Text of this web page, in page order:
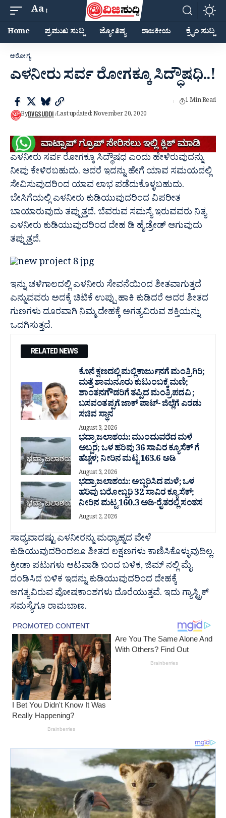
Aa
Home ಪ್ರಮುಖ ಸುದ್ದಿ ಜ್ಯೋತಿಷ್ಯ ರಾಜಕೀಯ ಕ್ರೈಂ ಸುದ್ದಿ
ಆರೋಗ್ಯ
ಎಳನೀರು ಸರ್ವ ರೋಗಕ್ಕೂ ಸಿದ್ಧೌಷಧಿ..!
ByDVGSUDDI Last updated: November 20, 2020
1 Min Read
ಎಳನೀರು ಸರ್ವ ರೋಗಕ್ಕೂ ಸಿದ್ಧೌಷಧ ಎಂದು ಹೇಳಿರುವುದನ್ನು
ನೀವು ಕೇಳಿರಬಹುದು. ಆದರೆ ಇದನ್ನು ಹೇಗೆ ಯಾವ ಸಮಯದಲ್ಲಿ
ಸೇವಿಸುವುದರಿಂದ ಯಾವ ಲಾಭ ಪಡೆದುಕೊಳ್ಳಬಹುದು.
ಬೇಸಿಗೆಯಲ್ಲಿ ಎಳನೀರು ಕುಡಿಯುವುದರಿಂದ ವಿಪರೀತ
ಬಾಯಾರುವುದು ತಪ್ಪುತ್ತದೆ. ಬೆವರುವ ಸಮಸ್ಯೆ ಇರುವವರು ನಿತ್ಯ
ಎಳನೀರು ಕುಡಿಯುವುದರಿಂದ ದೇಹ ಡಿ ಹೈಡ್ರೇಡ್ ಆಗುವುದು
ತಪ್ಪುತ್ತದೆ.
ಇನ್ನು ಚಳಿಗಾಲದಲ್ಲಿ ಎಳನೀರು ಸೇವನೆಯಿಂದ ಶೀತವಾಗುತ್ತದೆ
ಎನ್ನುವವರು ಅದಕ್ಕೆ ಚಿಟಿಕೆ ಉಪ್ಪು ಹಾಕಿ ಕುಡಿದರೆ ಅದರ ಶೀತದ
ಗುಣಗಳು ದೂರವಾಗಿ ನಿಮ್ಮ ದೇಹಕ್ಕೆ ಅಗತ್ಯವಿರುವ ಶಕ್ತಿಯನ್ನು
ಒದಗಿಸುತ್ತದೆ.
RELATED NEWS
ಕೊನೆ ಕ್ಷಣದಲ್ಲಿ ಮಲ್ಲಿಕಾರ್ಜುನಗೆ ಮಂತ್ರಿಗಿರಿ;
ಮತ್ತೆ ಶಾಮನೂರು ಕುಟುಂಬಕ್ಕೆ ಮಣಿ;
ಶಾಂತನಗೌಡರಿಗೆ ತಪ್ಪಿದ ಮಂತ್ರಿ ಪದವಿ ;
ಬಸವಂತಪ್ಪಗೆ ಜಾಕ್ ಪಾಟ್- ಜಿಲ್ಲೆಗೆ ಎರಡು
ಸಚಿವ ಸ್ಥಾನ
August 3, 2026
ಭದ್ರಾ ಜಲಾಶಯ: ಮುಂದುವರೆದ ಮಳೆ
ಅಬ್ಬರ; ಒಳ ಹರಿವು 36 ಸಾವಿರ‌ ಕ್ಯೂಸೆಕ್ ಗೆ
ಹೆಚ್ಚಳ; ನೀರಿನ ಮಟ್ಟ 163.6 ಅಡಿ
August 3, 2026
ಭದ್ರಾ ಜಲಾಶಯ: ಅಬ್ಬರಿಸಿದ ಮಳೆ; ಒಳ
ಹರಿವು ಬರೋಬ್ಬರಿ 32 ಸಾವಿರ‌ ಕ್ಯೂಸೆಕ್;
ನೀರಿನ ಮಟ್ಟ 160.3 ಅಡಿ-ರೈತರಲ್ಲಿ ಸಂತಸ
August 2, 2026
ಸಾಧ್ಯವಾದಷ್ಟು ಎಳನೀರನ್ನು ಮಧ್ಯಾಹ್ನದ ವೇಳೆ
ಕುಡಿಯುವುದರಿಂದಲೂ ಶೀತದ ಲಕ್ಷಣಗಳು ಕಾಣಿಸಿಕೊಳ್ಳುವುದಿಲ್ಲ.
ಕ್ರೀಡಾ ಪಟುಗಳು ಆಟವಾಡಿ ಬಂದ ಬಳಿಕ, ಜಿಮ್ ನಲ್ಲಿ ಮೈ
ದಂಡಿಸಿದ ಬಳಿಕ ಇದನ್ನು ಕುಡಿಯುವುದರಿಂದ ದೇಹಕ್ಕೆ
ಅಗತ್ಯವಿರುವ ಪೋಷಕಾಂಶಗಳು ದೊರೆಯುತ್ತವೆ. ಇದು ಗ್ಯಾಸ್ಟ್ರಿಕ್
ಸಮಸ್ಯೆಗೂ ರಾಮಬಾಣ.